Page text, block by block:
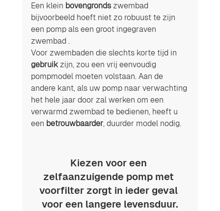
Een klein bovengronds zwembad
bijvoorbeeld hoeft niet zo robuust te zijn
een pomp als een groot ingegraven
zwembad .
Voor zwembaden die slechts korte tijd in
gebruik zijn, zou een vrij eenvoudig
pompmodel moeten volstaan. Aan de
andere kant, als uw pomp naar verwachting
het hele jaar door zal werken om een  ​​
verwarmd zwembad te bedienen, heeft u
een betrouwbaarder, duurder model nodig.
Kiezen voor een
zelfaanzuigende pomp met
voorfilter zorgt in ieder geval
voor een langere levensduur.